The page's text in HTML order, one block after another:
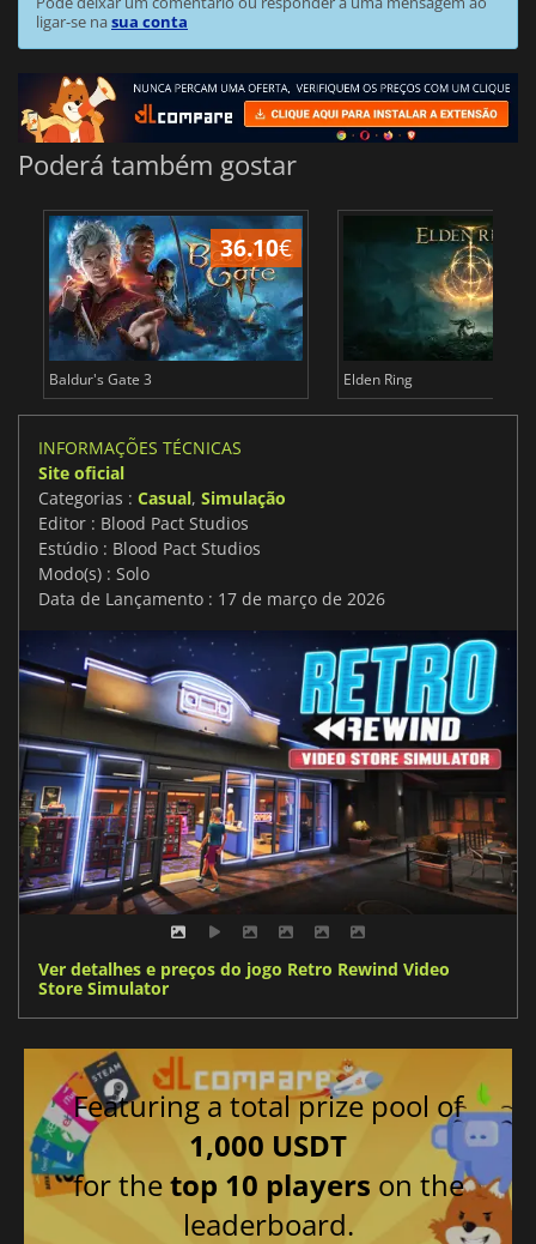
ligar-se nasua conta
Poderá também gostar
36.10€
Baldur's Gate 3 Elden Ring
INFORMAÇÕES TÉCNICAS
Site oficial
Categorias : Casual, Simulação
Editor : Blood Pact Studios
Estúdio : Blood Pact Studios
Modo(s) : Solo
Data de Lançamento : 17 de março de 2026
Ver detalhes e preços do jogo Retro Rewind Video
Store Simulator
Featuring a total prize pool of
1,000 USDT
for thetop 10 players on the
leaderboard.